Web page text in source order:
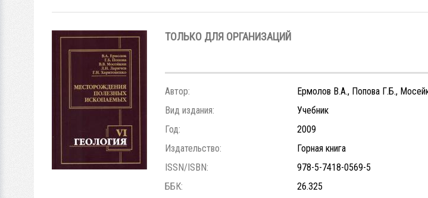
ТОЛЬКО ДЛЯ ОРГАНИЗАЦИЙ
Автор:
Ермолов В.А., Попова Г.Б.,
Вид издания:
Учебник
Год:
2009
Издательство:
Горная книга
ISSN/ISBN:
978-5-7418-0569-5
ББК:
26.325